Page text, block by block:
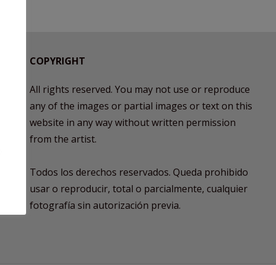
COPYRIGHT
All rights reserved. You may not use or reproduce
any of the images or partial images or text on this
website in any way without written permission
from the artist.
Todos los derechos reservados. Queda prohibido
usar o reproducir, total o parcialmente, cualquier
fotografía sin autorización previa.